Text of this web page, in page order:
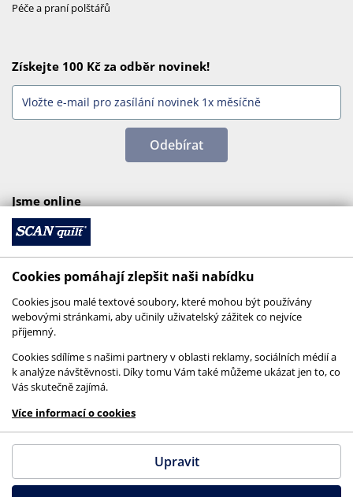
Péče a praní polštářů
Získejte 100 Kč za odběr novinek!
Odebírat
Jsme online
© 2026 SCANquilt - všechna práva vyhrazena
This site is protected by reCAPTCHA and the
GooglePrivacy PolicyandTerms of Serviceapply.
Cookies pomáhají zlepšit naši nabídku
Cookies jsou malé textové soubory, které mohou být používány
webovými stránkami, aby učinily uživatelský zážitek co nejvíce
příjemný.
Cookies sdílíme s našimi partnery v oblasti reklamy, sociálních médií a
k analýze návštěvnosti. Díky tomu Vám také můžeme ukázat jen to, co
Vás skutečně zajímá.
Více informací o cookies
Upravit